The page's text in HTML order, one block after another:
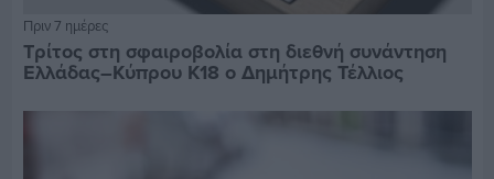
Πριν 7 ημέρες
Τρίτος στη σφαιροβολία στη διεθνή συνάντηση
Ελλάδας–Κύπρου Κ18 ο Δημήτρης Τέλλιος